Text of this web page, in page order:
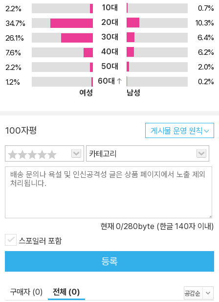
2.2% 10대
0.7%
34.7%
20대
10.3%
26.1%
30대
6.4%
7.6%
40대
6.2%
2.2%
50대
2.0%
1.2%
60대
0.2%
여성
남성
100자평 게시물 운영 원칙
카테고리
현재 0/280byte (한글 140자 이내)
스포일러 포함
등록
구매자 (0) 전체 (0)